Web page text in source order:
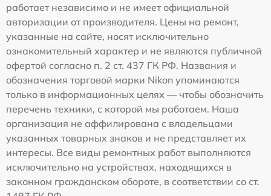
работает независимо и не имеет официальной
авторизации от производителя. Цены на ремонт,
указанные на сайте, носят исключительно
ознакомительный характер и не являются публичной
офертой согласно п. 2 ст. 437 ГК РФ. Названия и
обозначения торговой марки Nikon упоминаются
только в информационных целях — чтобы обозначить
перечень техники, с которой мы работаем. Наша
организация не аффилирована с владельцами
указанных товарных знаков и не представляет их
интересы. Все виды ремонтных работ выполняются
исключительно на устройствах, находящихся в
законном гражданском обороте, в соответствии со ст.